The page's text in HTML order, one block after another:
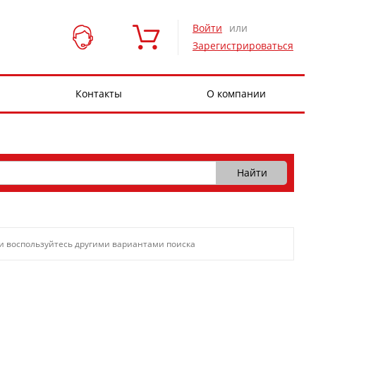
Войти
или
Зарегистрироваться
Контакты О компании
воспользуйтесь другими вариантами поиска